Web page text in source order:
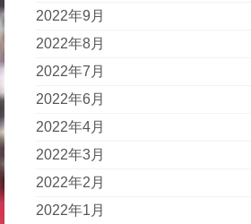
2022年9月
2022年8月
2022年7月
2022年6月
2022年4月
2022年3月
2022年2月
2022年1月